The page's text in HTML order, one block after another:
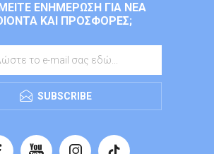
ΕΝΗΜΈΡΩΣΗ ΓΙΑ ΝΈΑ
ΚΑΙ ΠΡΟΣΦΟΡΈΣ;
SUBSCRIBE